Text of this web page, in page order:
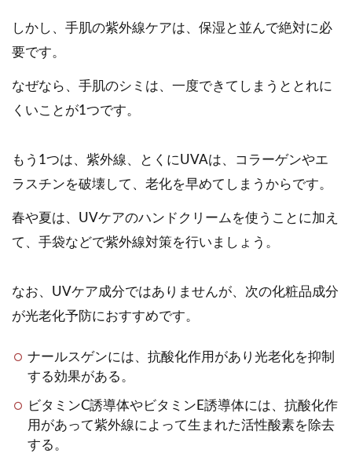
しかし、手肌の紫外線ケアは、保湿と並んで絶対に必
要です。
なぜなら、手肌のシミは、一度できてしまうととれに
くいことが1つです。
もう1つは、紫外線、とくにUVAは、コラーゲンやエ
ラスチンを破壊して、老化を早めてしまうからです。
春や夏は、UVケアのハンドクリームを使うことに加え
て、手袋などで紫外線対策を行いましょう。
なお、UVケア成分ではありませんが、次の化粧品成分
が光老化予防におすすめです。
ナールスゲンには、抗酸化作用があり光老化を抑制
する効果がある。
ビタミンC誘導体やビタミンE誘導体には、抗酸化作
用があって紫外線によって生まれた活性酸素を除去
する。